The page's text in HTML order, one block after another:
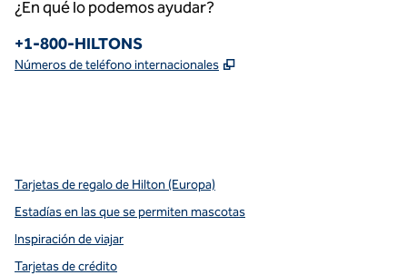
¿En qué lo podemos ayudar?
Teléfono:
+1-800-HILTONS
Números de teléfono internacionales ,
Tarjetas de regalo de Hilton (Europa)
Estadías en las que se permiten mascotas
Inspiración de viajar
Tarjetas de crédito